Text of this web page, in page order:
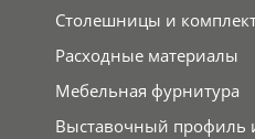
Столешницы и
Расходные материалы
Мебельная фурнитура
Выставочный профиль